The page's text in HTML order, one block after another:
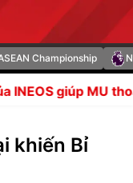
Championship
bẫy chuyển
khiến Bỉ